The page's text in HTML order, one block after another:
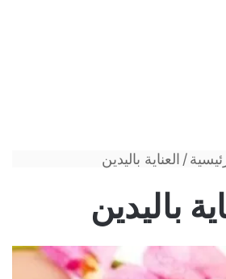
/ العناية باليدين
باليدين